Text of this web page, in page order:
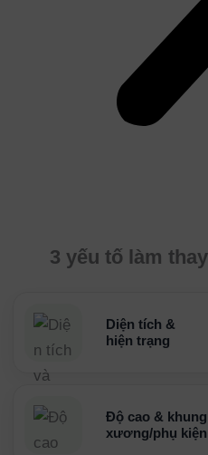
3 yếu tố làm
Diện tích &
hiện trạng
Độ cao & khung
xương/phụ kiện